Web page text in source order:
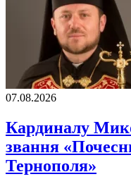
07.08.2026
Кардиналу
звання
Тернополя»